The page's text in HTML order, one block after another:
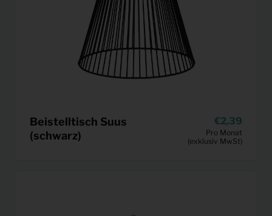
Beistelltisch Suus
(schwarz)
2,39
Pro Monat
(exklusiv MwSt)